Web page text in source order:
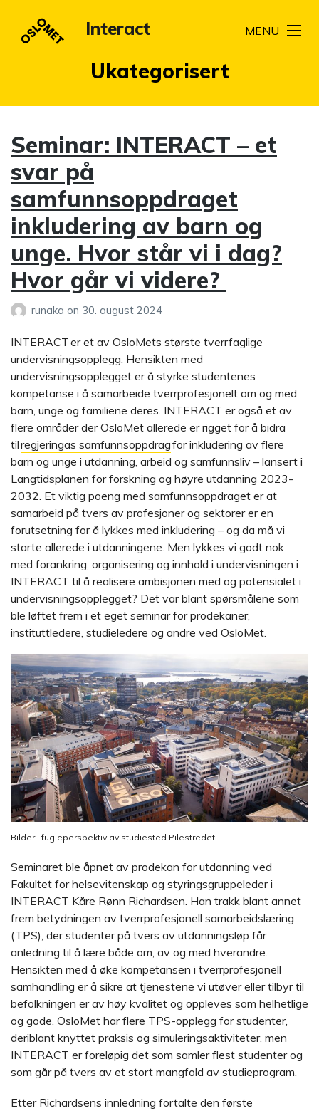
Interact MENU
Kategori:
Ukategorisert
Seminar: INTERACT – et
svar på
samfunnsoppdraget
inkludering av barn og
unge. Hvor står vi i dag?
Hvor går vi videre?
runaka on 30. august 2024
INTERACTer et av OsloMets største tverrfaglige
undervisningsopplegg. Hensikten med
undervisningsopplegget er å styrke studentenes
kompetanse i å samarbeide tverrprofesjonelt om og med
barn, unge og familiene deres. INTERACT er også et av
flere områder der OsloMet allerede er rigget for å bidra
tilregjeringas samfunnsoppdragfor inkludering av flere
barn og unge i utdanning, arbeid og samfunnsliv – lansert i
Langtidsplanen for forskning og høyre utdanning 2023-
2032. Et viktig poeng med samfunnsoppdraget er at
samarbeid på tvers av profesjoner og sektorer er en
forutsetning for å lykkes med inkludering – og da må vi
starte allerede i utdanningene. Men lykkes vi godt nok
med forankring, organisering og innhold i undervisningen i
INTERACT til å realisere ambisjonen med og potensialet i
undervisningsopplegget? Det var blant spørsmålene som
ble løftet frem i et eget seminar for prodekaner,
instituttledere, studieledere og andre ved OsloMet.
Bilder i fugleperspektiv av studiested Pilestredet
Seminaret ble åpnet av prodekan for utdanning ved
Fakultet for helsevitenskap og styringsgruppeleder i
INTERACT Kåre Rønn Richardsen. Han trakk blant annet
frem betydningen av tverrprofesjonell samarbeidslæring
(TPS), der studenter på tvers av utdanningsløp får
anledning til å lære både om, av og med hverandre.
Hensikten med å øke kompetansen i tverrprofesjonell
samhandling er å sikre at tjenestene vi utøver eller tilbyr til
befolkningen er av høy kvalitet og oppleves som helhetlige
og gode. OsloMet har flere TPS-opplegg for studenter,
deriblant knyttet praksis og simuleringsaktiviteter, men
INTERACT er foreløpig det som samler flest studenter og
som går på tvers av et stort mangfold av studieprogram.
Etter Richardsens innledning fortalte den første